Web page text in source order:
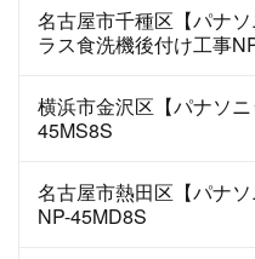
名古屋市千種区【パナ
ラス食洗機後付け工事
横浜市金沢区【パナソ
45MS8S
名古屋市熱田区【パナ
NP-45MD8S